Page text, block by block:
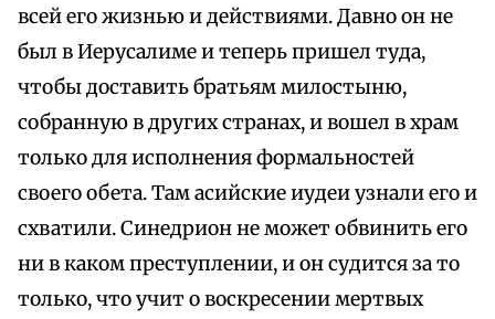
всей его жизнью и действиями. Давно он не
был в Иерусалиме и теперь пришел туда,
чтобы доставить братьям милостыню,
собранную в других странах, и вошел в храм
только для исполнения формальностей
своего обета. Там асийские иудеи узнали его и
схватили. Синедрион не может обвинить его
ни в каком преступлении, и он судится за то
только, что учит о воскресении мертвых